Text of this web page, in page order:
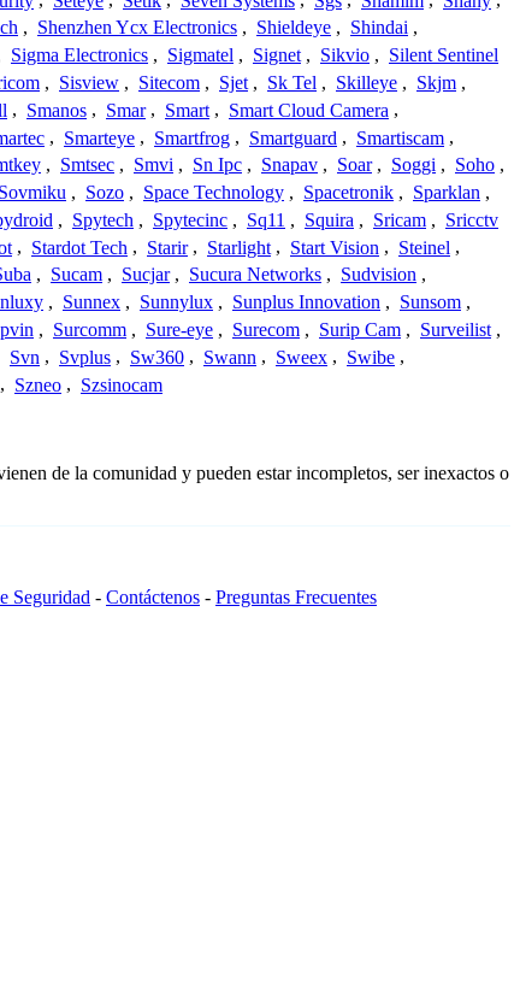
, Shenzhen Ycx Electronics , Shieldeye , Shindai ,
Sigma Electronics , Sigmatel , Signet , Sikvio , Silent Sentinel
, Sisview , Sitecom , Sjet , Sk Tel , Skilleye , Skjm ,
, Smanos , Smar , Smart , Smart Cloud Camera ,
, Smarteye , Smartfrog , Smartguard , Smartiscam ,
, Smtsec , Smvi , Sn Ipc , Snapav , Soar , Soggi , Soho ,
Sovmiku , Sozo , Space Technology , Spacetronik , Sparklan ,
, Spytech , Spytecinc , Sq11 , Squira , Sricam , Sricctv
, Stardot Tech , Starir , Starlight , Start Vision , Steinel ,
, Sucam , Sucjar , Sucura Networks , Sudvision ,
, Sunnex , Sunnylux , Sunplus Innovation , Sunsom ,
, Surcomm , Sure-eye , Surecom , Surip Cam , Surveilist ,
Svn , Svplus , Sw360 , Swann , Sweex , Swibe ,
, Szneo , Szsinocam
de la comunidad y pueden estar incompletos, ser inexactos o
Seguridad - Contáctenos - Preguntas Frecuentes